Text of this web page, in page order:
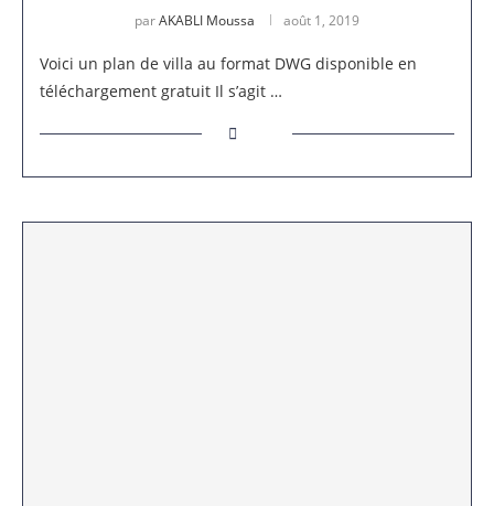
parAKABLI Moussa août 1, 2019
Voici un plan de villa au format DWG disponible en
téléchargement gratuit Il s’agit …